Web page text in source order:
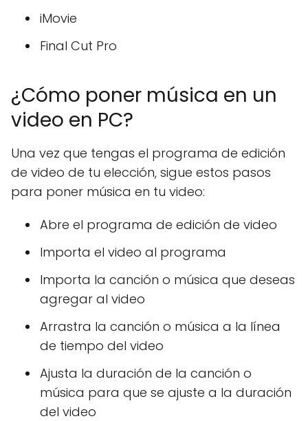
iMovie
Final Cut Pro
¿Cómo poner música en un
video en PC?
Una vez que tengas el programa de edición
de video de tu elección, sigue estos pasos
para poner música en tu video:
Abre el programa de edición de video
Importa el video al programa
Importa la canción o música que deseas
agregar al video
Arrastra la canción o música a la línea
de tiempo del video
Ajusta la duración de la canción o
música para que se ajuste a la duración
del video